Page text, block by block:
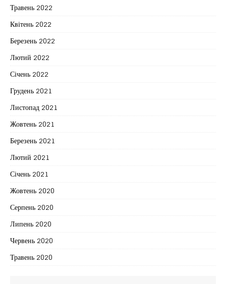
Травень 2022
Квітень 2022
Березень 2022
Лютий 2022
Січень 2022
Грудень 2021
Листопад 2021
Жовтень 2021
Березень 2021
Лютий 2021
Січень 2021
Жовтень 2020
Серпень 2020
Липень 2020
Червень 2020
Травень 2020